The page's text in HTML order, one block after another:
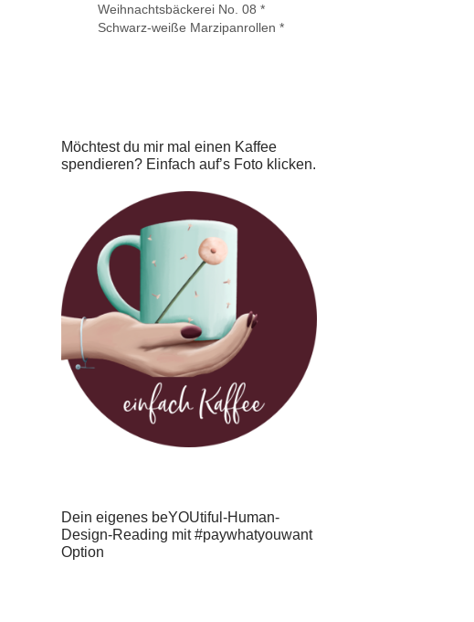
Weihnachtsbäckerei No. 08 *
Schwarz-weiße Marzipanrollen *
Möchtest du mir mal einen Kaffee
spendieren? Einfach auf’s Foto klicken.
Dein eigenes beYOUtiful-Human-
Design-Reading mit #paywhatyouwant
Option